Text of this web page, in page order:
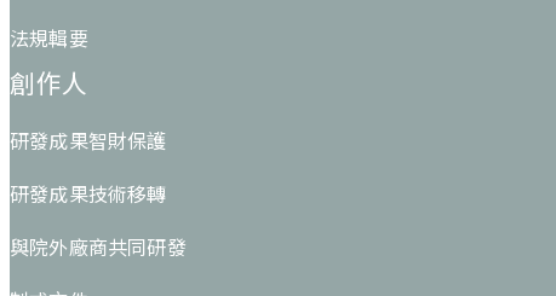
法規輯要
創作人
研發成果智財保護
研發成果技術移轉
與院外廠商共同研發